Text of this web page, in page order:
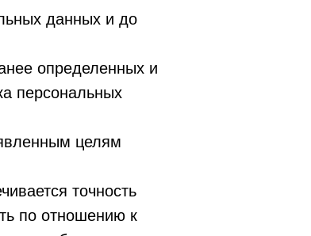
данных и до
определенных и
персональных
целям
точность
по отношению к